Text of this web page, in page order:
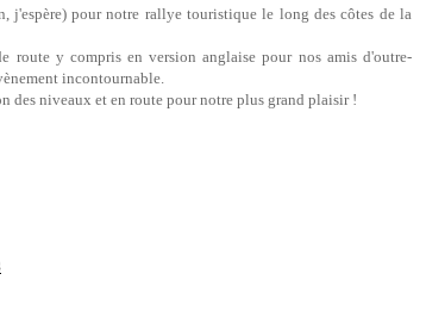
j'espère) pour notre rallye touristique le long des côtes de la
route y compris en version anglaise pour nos amis d'outre-
incontournable.
des niveaux et en route pour notre plus grand plaisir !